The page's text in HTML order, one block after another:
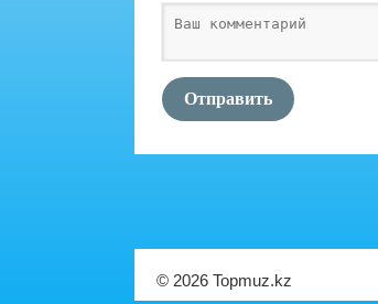
Отправить
© 2026 Topmuz.kz